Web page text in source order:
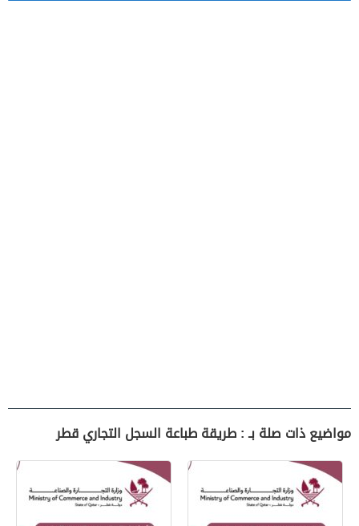
مواضيع ذات صلة بـ : طريقة طباعة السجل التجاري قطر